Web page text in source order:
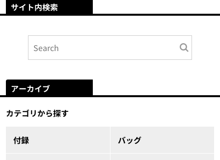
サイト内検索
アーカイブ
カテゴリから探す
付録 バッグ